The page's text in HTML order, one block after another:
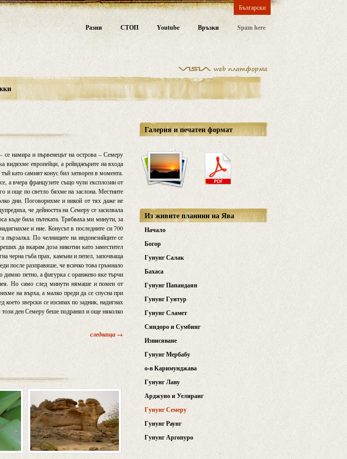
Български
Разни СТОП Youtube Връзки Spam here
Галерия и печатен формат
Из живите планини на Ява
Начало
Богор
Гунунг Салак
Бахаса
Гунунг Папандаян
Гунунг Гунтур
Гунунг Сламет
Синдоро и Сумбинг
Извисяване
Гунунг Мербабу
о-в Каримунджава
Гунунг Лаву
Арджуно и Уелиранг
Гунунг Семеру
Гунунг Раунг
Гунунг Аргопуро
се намира и първенецът на острова – Семеру
видяхме европейци, а рейнджърите на входа
като самият конус бил затворен в момента.
а вчера французите също чули експлозии от
и още по светло бяхме на заслона. Местните
дни. Поговорихме и никой от тях даже не
че дейността на Семеру се засилвала
къде била пътеката. Трябваха ми минути, за
и ние. Конусът в последните си 700
пързалка. По челниците на индонезийците се
да вкарам доза никотин като заместител
черна гъба прах, камъни и пепел, започваща
после разправяше, че всичко това гръмнало
петно, а фигурка с оранжево яке търчи
Но само след минути нямаше и помен от
на върха, а малко преди да се спусна при
зверски се изсипах по задник, надигнах
този ден Семеру беше подранил и още няколко
следваща →